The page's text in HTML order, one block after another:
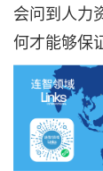
会问到人力
何才能够保